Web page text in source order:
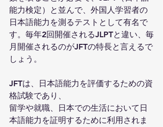
能力検定）と並んで、外国人学習者の
日本語能力を測るテストとして有名で
す。毎年2回開催されるJLPTと違い、毎
月開催されるのがJFTの特長と言えるで
しょう。
JFTは、日本語能力を評価するための資
格試験であり、
留学や就職、日本での生活において日
本語能力を証明するために利用されま